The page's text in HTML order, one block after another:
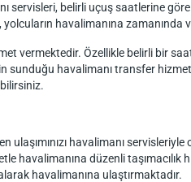
servisleri, belirli uçuş saatlerine
havalimanına zamanında
vermektedir. Özellikle belirli bir
sunduğu havalimanı transfer
ulaşımınızı havalimanı
havalimanına düzenli
havalimanına ulaştırmaktadır.